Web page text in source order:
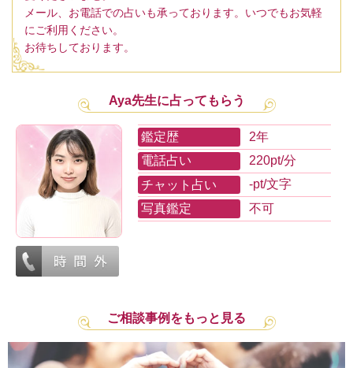
メール、お電話での占いも承っております。いつでもお気軽
にご利用ください。
お待ちしております。
Aya先生に占ってもらう
鑑定歴
2年
電話占い
220pt/分
チャット占い
-pt/文字
写真鑑定
不可
ご相談事例をもっと見る